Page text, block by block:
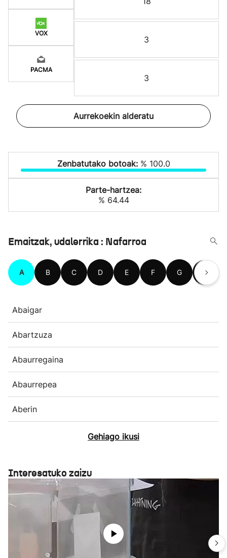
VOX
PACMA
3
3
Aurrekoekin alderatu
Zenbatutako botoak: % 100.0
Parte-hartzea:
% 64.44
Emaitzak, udalerrika : Nafarroa
A B C D E F G H
Abaigar
Abartzuza
Abaurregaina
Abaurrepea
Aberin
Gehiago ikusi
Interesatuko zaizu